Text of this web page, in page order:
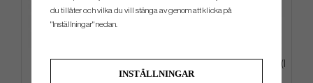
Wilson DYNAPWR - 6 klubbor (I
du tillåter och vilka du vill stänga av genom att klicka på
"Inställningar" nedan.
INSTÄLLNINGAR